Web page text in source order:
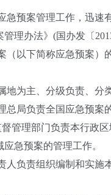
急预案管理工作，迅
理办法》 (国办发〔
（以下简称应急预案）
地为主、分级负责、分
总局负责全国应急预案
管理部门负责本行政
急预案的管理工作。
人负责组织编制和实施